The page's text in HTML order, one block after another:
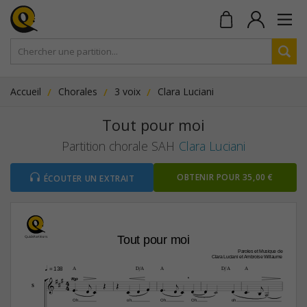
Accueil Chorales 3 voix Clara Luciani
Tout pour moi
Partition chorale SAH Clara Luciani
ÉCOUTER UN EXTRAIT OBTENIR POUR 35,00 €

Tout pour moi
Paroles et Musique de
Clara Luciani et Ambroise Willaume
Oh
mp
oh Oh Oh oh
q = 138
4
4

S
A D/A A  D/A A
              